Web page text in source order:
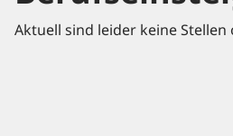
Aktuell sind leider keine Stellen